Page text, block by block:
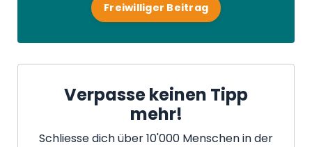
Freiwilliger Beitrag
Verpasse keinen Tipp
mehr!
Schliesse dich über 10'000 Menschen in der